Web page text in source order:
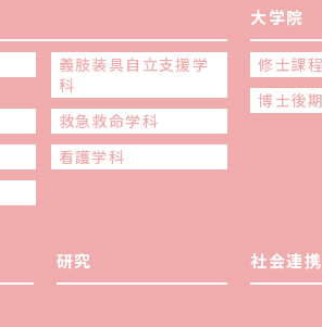
義肢装具自立支援学
科
救急救命学科
看護学科
大学院
修士課程
博士後
研究 社会連携